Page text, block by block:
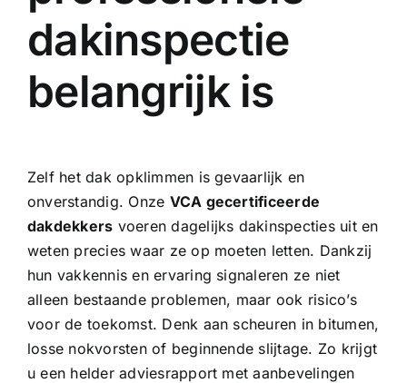
dakinspectie
belangrijk is
Zelf het dak opklimmen is gevaarlijk en
onverstandig. Onze VCA gecertificeerde
dakdekkers voeren dagelijks dakinspecties uit en
weten precies waar ze op moeten letten. Dankzij
hun vakkennis en ervaring signaleren ze niet
alleen bestaande problemen, maar ook risico’s
voor de toekomst. Denk aan scheuren in bitumen,
losse nokvorsten of beginnende slijtage. Zo krijgt
u een helder adviesrapport met aanbevelingen